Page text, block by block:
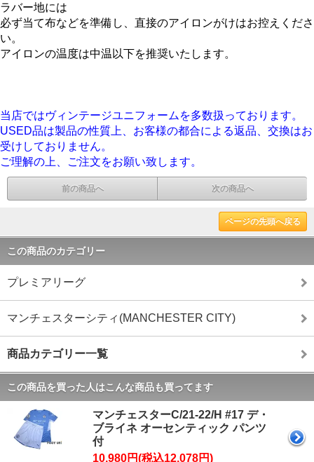
ラバー地には
必ず当て布などを準備し、直接のアイロンがけはお控えくださ
い。
アイロンの温度は中温以下を推奨いたします。
当店ではヴィンテージユニフォームを多数扱っております。
USED品は製品の性質上、お客様の都合による返品、交換はお
受けしておりません。
ご理解の上、ご注文をお願い致します。
前の商品へ 次の商品へ
ページの先頭へ戻る
この商品のカテゴリー
プレミアリーグ
マンチェスターシティ(MANCHESTER CITY)
商品カテゴリー一覧
この商品を買った人はこんな商品も買ってます
マンチェスターC/21-22/H #17 デ・
ブライネ オーセンティック パンツ
付
10,980円(税込12,078円)